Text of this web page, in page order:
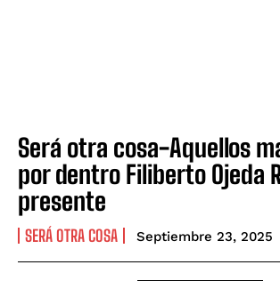
Será otra cosa-Aquellos
por dentro Filiberto Ojeda
presente
SERÁ OTRA COSA Septiembre 23, 2025